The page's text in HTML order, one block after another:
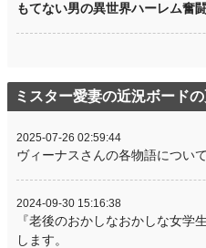
もてない男の異世界ハーレム奮
ミスター愛妻の近況ボード
2025-07-26 02:59:44
ヴィーナスさんの各物語について
2024-09-30 15:16:38
『老後のおかしなおかしな女
します。